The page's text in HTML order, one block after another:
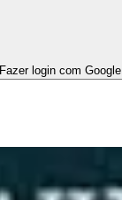
Fazer login com Google